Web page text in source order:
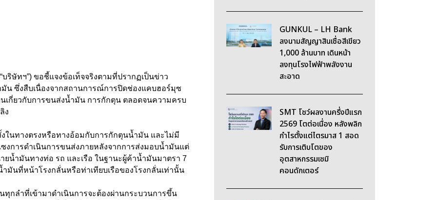
ษัทฯ”) ขอชี้แจงข้อเท็จจริงตามที่ปรากฏเป็นข่าว
น ซึ่งสืบเนื่องจากสถานการณ์การปิดช่องแคบฮอร์มุซ
เกี่ยวกับการขนส่งน้ำมัน การกักตุน ตลอดจนความครบ
ง
ในทางตรงหรือทางอ้อมกับการกักตุนน้ำมัน และไม่มี
การดำเนินการขนส่งภายหลังจากการส่งมอบน้ำมันแต่
ยน้ำมันทางท่อ รถ และเรือ ในฐานะผู้ค้าน้ำมันมาตรา 7
มันที่หน้าโรงกลั่นหรือท่าเทียบเรือของโรงกลั่นเท่านั้น
กลำที่เข้ามาดำเนินการจะต้องผ่านกระบวนการขึ้น
GUNKUL – LH Bank
ลงนามสัญญาสินเชื่อสีเขียว
1,000 ล้านบาท เดินหน้า
ลงทุนโรงไฟฟ้าพลังงาน
สะอาด
SMT โชว์ผลงานครึ่งปีแรก
2569 โตต่อเนื่อง หลังพลิก
กำไรตั้งแต่ไตรมาส 1 สอด
รับการเติบโตของ
อุตสาหกรรมเซมิ
คอนดักเตอร์